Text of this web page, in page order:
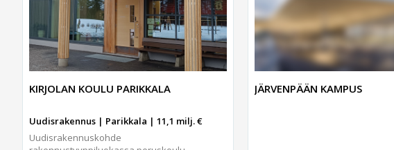
KIRJOLAN KOULU PARIKKALA
Uudisrakennus | Parikkala | 11,1 milj. €
Uudisrakennuskohde
JÄRVENPÄÄN KAMPUS